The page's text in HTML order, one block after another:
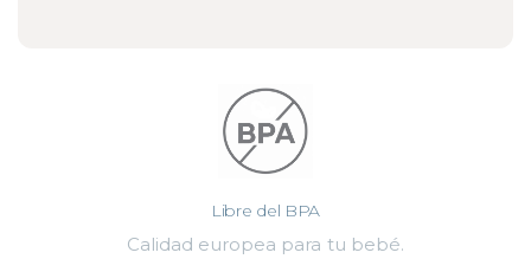
Libre del BPA
Calidad europea para tu bebé.